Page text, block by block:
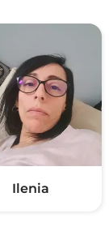
Ilenia